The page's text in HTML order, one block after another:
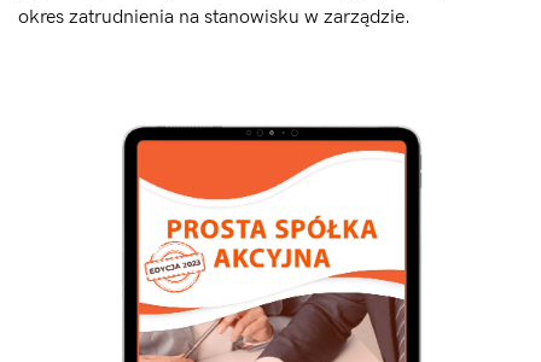
okres zatrudnienia na stanowisku w zarządzie.